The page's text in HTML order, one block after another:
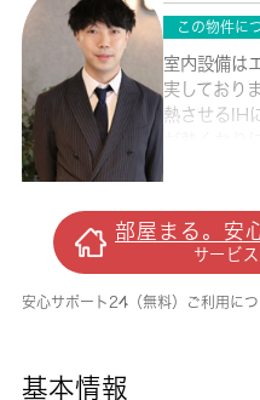
この物件に
室内設備は
実しており
熱させるIH
屋です。住
です。長年
きた 城南コ
前の不動産
おります。
部屋まる。安
サービ
安心サポート24（無料）ご利用につ
基本情報